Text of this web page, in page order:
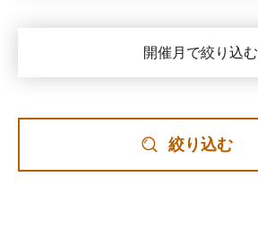
開催月で絞り込む
絞り込む